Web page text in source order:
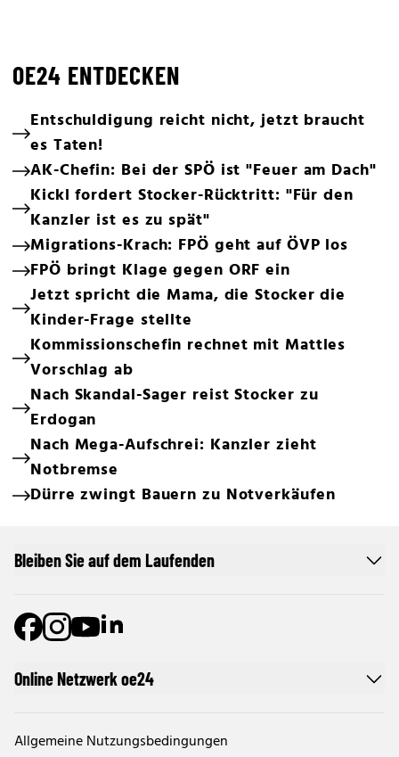
OE24 ENTDECKEN
Entschuldigung reicht nicht, jetzt braucht
es Taten!
AK-Chefin: Bei der SPÖ ist "Feuer am Dach"
Kickl fordert Stocker-Rücktritt: "Für den
Kanzler ist es zu spät"
Migrations-Krach: FPÖ geht auf ÖVP los
FPÖ bringt Klage gegen ORF ein
Jetzt spricht die Mama, die Stocker die
Kinder-Frage stellte
Kommissionschefin rechnet mit Mattles
Vorschlag ab
Nach Skandal-Sager reist Stocker zu
Erdogan
Nach Mega-Aufschrei: Kanzler zieht
Notbremse
Dürre zwingt Bauern zu Notverkäufen
Online Netzwerk oe24
Allgemeine Nutzungsbedingungen
Bleiben Sie auf dem Laufenden